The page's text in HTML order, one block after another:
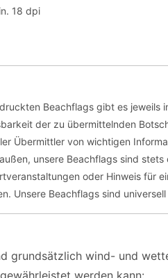
18 dpi
Beachflags gibt es
der zu übermittelnden
Übermittler von wichtigen
unsere Beachflags sind
oder Hinweis für
Unsere Beachflags sind
grundsätzlich wind- und
werden kann: